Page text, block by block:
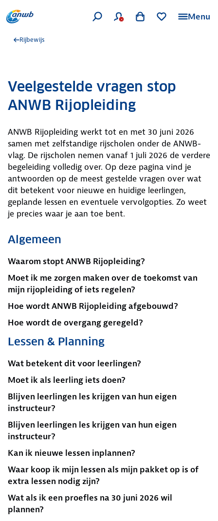
Menu
Rijbewijs
Veelgestelde vragen stop
ANWB Rijopleiding
ANWB Rijopleiding werkt tot en met 30 juni 2026
samen met zelfstandige rijscholen onder de ANWB-
vlag. De rijscholen nemen vanaf 1 juli 2026 de verdere
begeleiding volledig over. Op deze pagina vind je
antwoorden op de meest gestelde vragen over wat
dit betekent voor nieuwe en huidige leerlingen,
geplande lessen en eventuele vervolgopties. Zo weet
je precies waar je aan toe bent.
Algemeen
Waarom stopt ANWB Rijopleiding?
Moet ik me zorgen maken over de toekomst van
mijn rijopleiding of iets regelen?
Hoe wordt ANWB Rijopleiding afgebouwd?
Hoe wordt de overgang geregeld?
Lessen & Planning
Wat betekent dit voor leerlingen?
Moet ik als leerling iets doen?
Blijven leerlingen les krijgen van hun eigen
instructeur?
Blijven leerlingen les krijgen van hun eigen
instructeur?
Kan ik nieuwe lessen inplannen?
Waar koop ik mijn lessen als mijn pakket op is of
extra lessen nodig zijn?
Wat als ik een proefles na 30 juni 2026 wil
plannen?